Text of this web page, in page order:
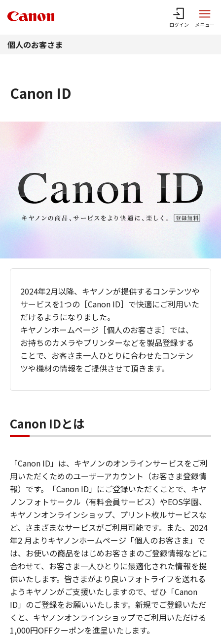
ログイン メニュー
個人のお客さま
Canon ID
2024年2月以降、キヤノンが提供するコンテンツや
サービスを1つの［Canon ID］で快適にご利用いた
だけるようになりました。
キヤノンホームページ［個人のお客さま］では、
お持ちのカメラやプリンターなどを製品登録する
ことで、お客さま一人ひとりに合わせたコンテン
ツや機材の情報をご提供させて頂きます。
Canon IDとは
「Canon ID」は、キヤノンのオンラインサービスをご利
用いただくためのユーザーアカウント（お客さま登録情
報）です。「Canon ID」にご登録いただくことで、キヤ
ノンフォトサークル（有料会員サービス）やEOS学園、
キヤノンオンラインショップ、プリント枚ルサービスな
ど、さまざまなサービスがご利用可能です。また、2024
年2 月よりキヤノンホームページ「個人のお客さま」で
は、お使いの商品をはじめお客さまのご登録情報などに
合わせて、お客さま一人ひとりに最適化された情報を提
供いたします。皆さまがより良いフォトライフを送れる
ようキヤノンがご支援いたしますので、ぜひ「Canon
ID」のご登録をお願いいたします。新規でご登録いただ
くと、キヤノンオンラインショップでご利用いただける
1,000円OFFクーポンを進呈いたします。